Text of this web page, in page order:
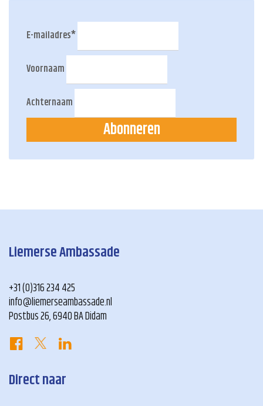
E-mailadres*
Voornaam
Achternaam
Abonneren
Liemerse Ambassade
+31 (0)316 234 425
info@liemerseambassade.nl
Postbus 26, 6940 BA Didam
Direct naar